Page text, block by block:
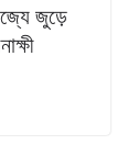
জুড়ে